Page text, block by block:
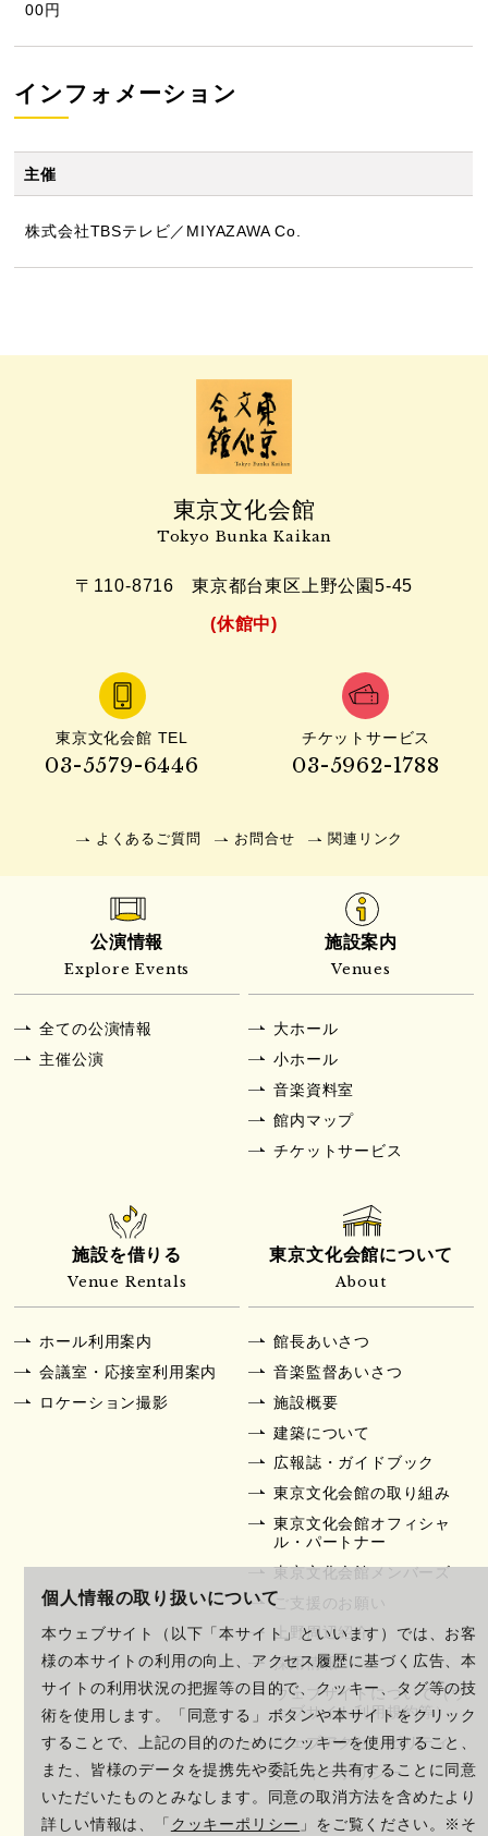
個人情報の取り扱いについて
本ウェブサイト（以下「本サイト」といいます）では、お客
様の本サイトの利用の向上、アクセス履歴に基づく広告、本
サイトの利用状況の把握等の目的で、クッキー、タグ等の技
術を使用します。「同意する」ボタンや本サイトをクリック
することで、上記の目的のためにクッキーを使用すること、
また、皆様のデータを提携先や委託先と共有することに同意
いただいたものとみなします。同意の取消方法を含めたより
詳しい情報は、「 クッキーポリシー 」をご覧ください。※そ
00円
インフォメーション
主催
株式会社TBSテレビ／MIYAZAWA Co.
東京文化会館
Tokyo Bunka Kaikan
〒110-8716 東京都台東区上野公園5-45
(休館中)
東京文化会館 TEL
03-5579-6446
チケットサービス
03-5962-1788
よくあるご質問 お問合せ 関連リンク
公演情報
Explore Events
全ての公演情報
主催公演
施設案内
Venues
大ホール
小ホール
音楽資料室
館内マップ
チケットサービス
施設を借りる
Venue Rentals
ホール利用案内
会議室・応接室利用案内
ロケーション撮影
東京文化会館について
About
館長あいさつ
音楽監督あいさつ
施設概要
建築について
広報誌・ガイドブック
東京文化会館の取り組み
東京文化会館オフィシャ
ル・パートナー
東京文化会館メンバーズ
ご支援のお願い
上野周辺紹介
採用情報
ウェブサイトについて（ウ
ェブサイト利用規約等）
ウェブアクセシビリティ
クッキーポリシー